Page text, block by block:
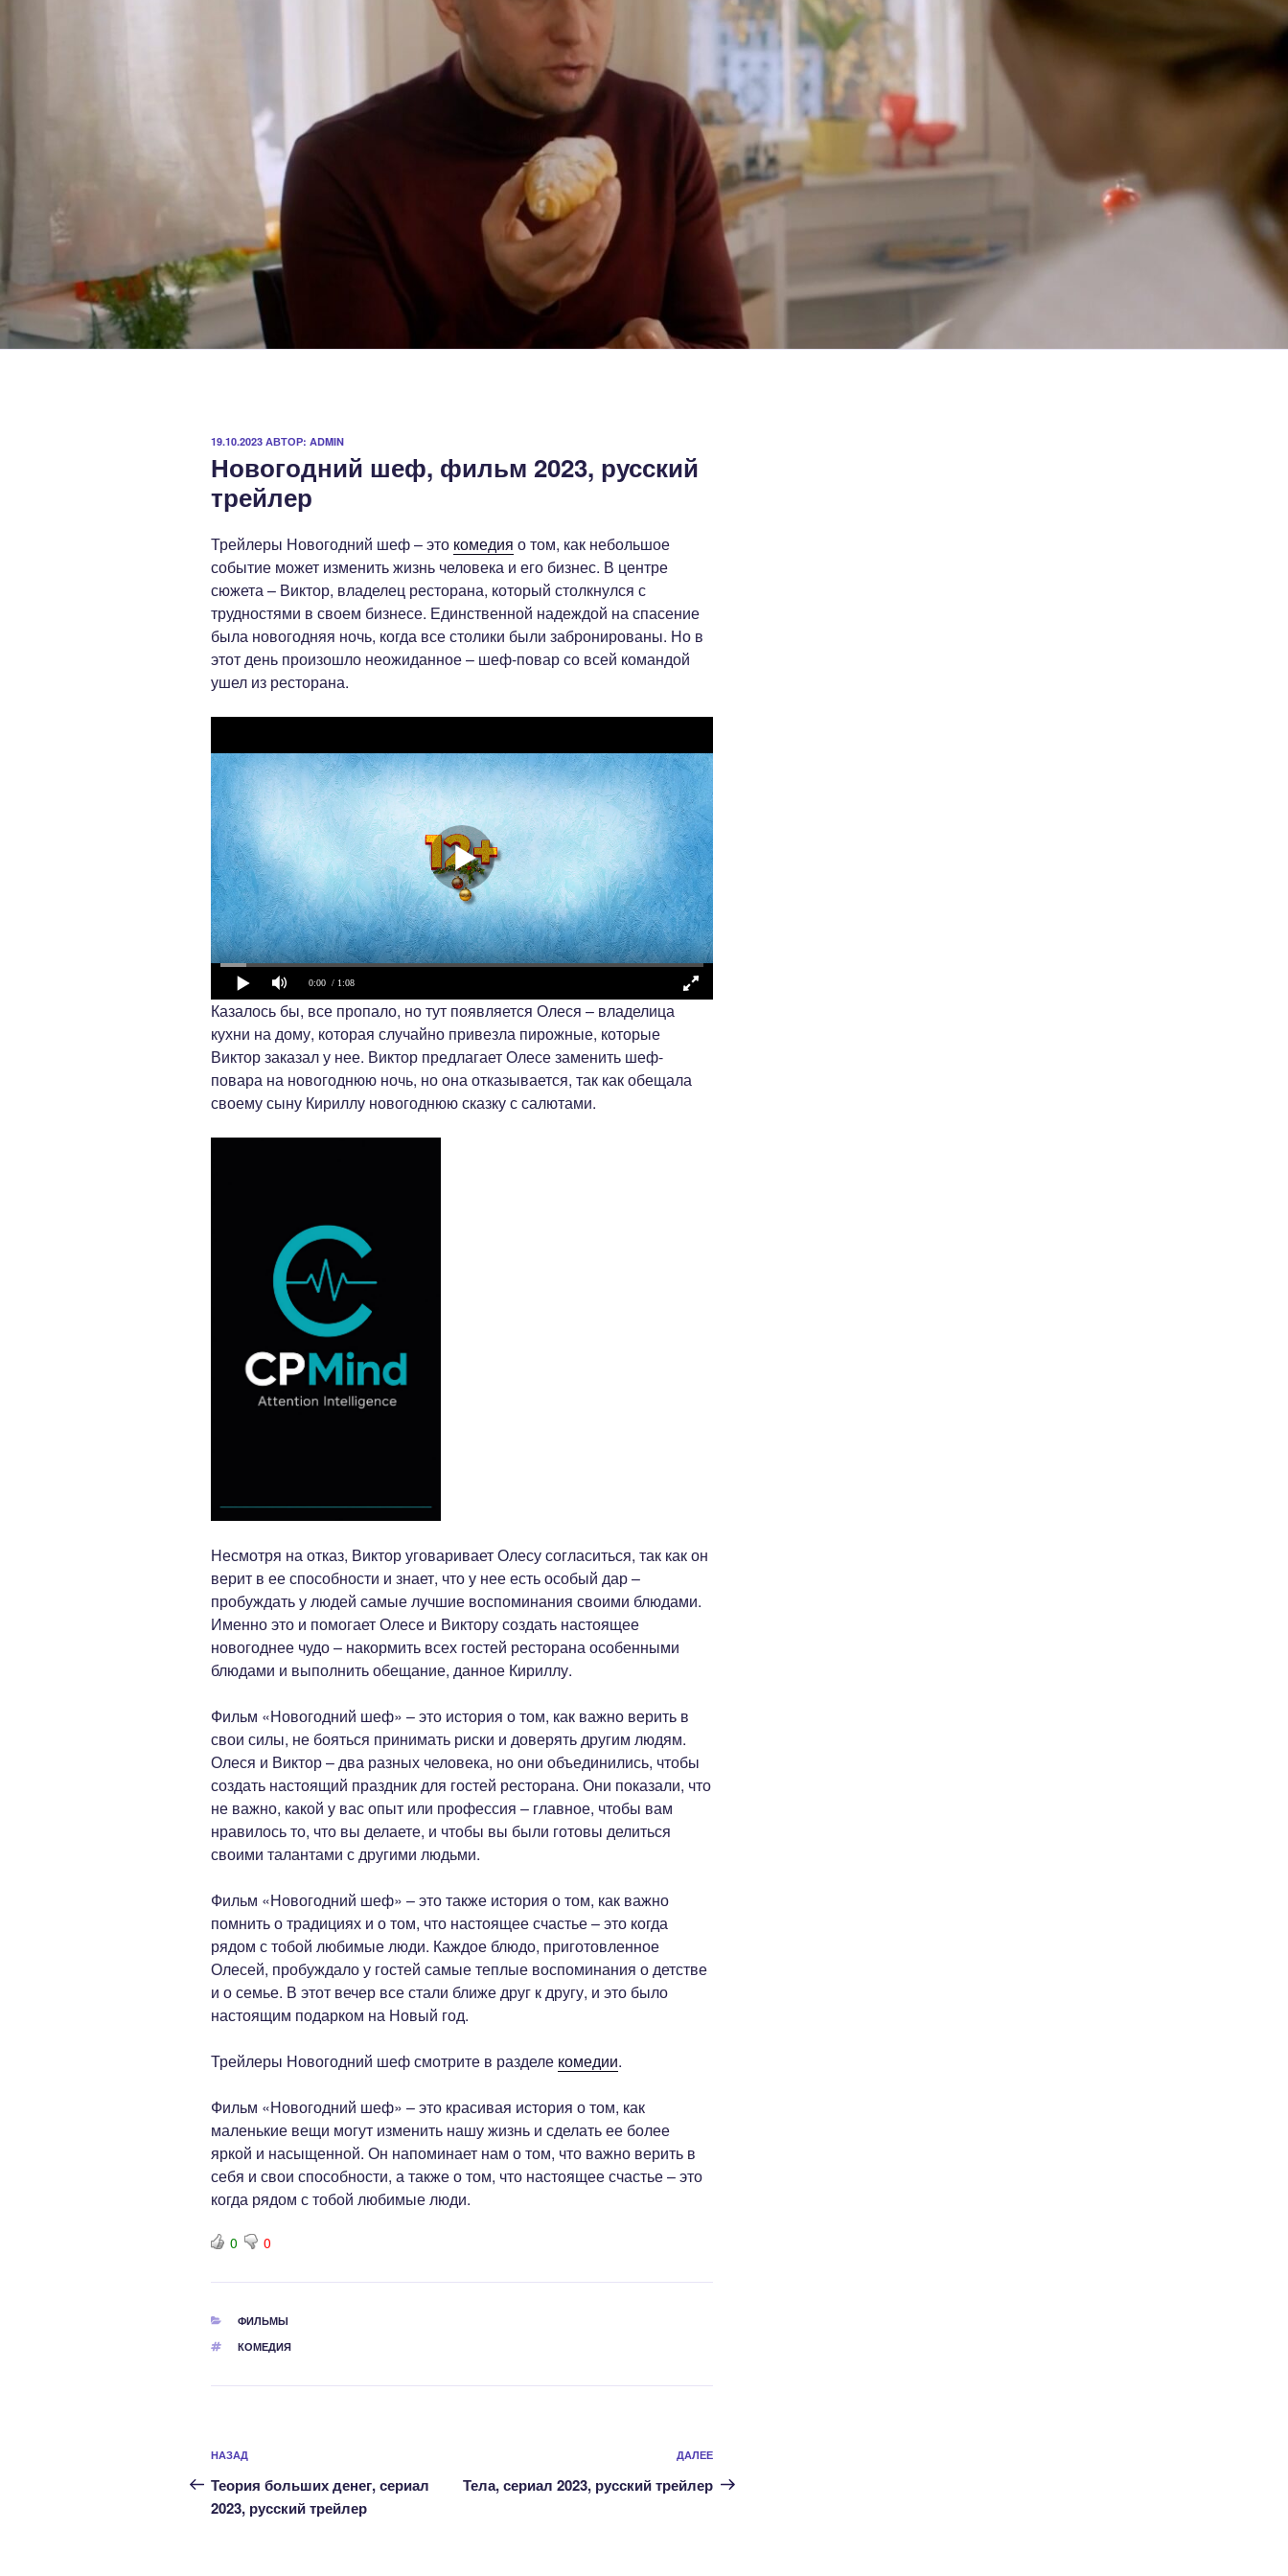
ОПУБЛИКОВАНО
19.10.2023 АВТОР: ADMIN
Новогодний шеф, фильм 2023, русский
трейлер
Трейлеры Новогодний шеф – это комедия о том, как небольшое
событие может изменить жизнь человека и его бизнес. В центре
сюжета – Виктор, владелец ресторана, который столкнулся с
трудностями в своем бизнесе. Единственной надеждой на спасение
была новогодняя ночь, когда все столики были забронированы. Но в
этот день произошло неожиданное – шеф-повар со всей командой
ушел из ресторана.
0:00 / 1:08
Казалось бы, все пропало, но тут появляется Олеся – владелица
кухни на дому, которая случайно привезла пирожные, которые
Виктор заказал у нее. Виктор предлагает Олесе заменить шеф-
повара на новогоднюю ночь, но она отказывается, так как обещала
своему сыну Кириллу новогоднюю сказку с салютами.
Несмотря на отказ, Виктор уговаривает Олесу согласиться, так как он
верит в ее способности и знает, что у нее есть особый дар –
пробуждать у людей самые лучшие воспоминания своими блюдами.
Именно это и помогает Олесе и Виктору создать настоящее
новогоднее чудо – накормить всех гостей ресторана особенными
блюдами и выполнить обещание, данное Кириллу.
Фильм «Новогодний шеф» – это история о том, как важно верить в
свои силы, не бояться принимать риски и доверять другим людям.
Олеся и Виктор – два разных человека, но они объединились, чтобы
создать настоящий праздник для гостей ресторана. Они показали, что
не важно, какой у вас опыт или профессия – главное, чтобы вам
нравилось то, что вы делаете, и чтобы вы были готовы делиться
своими талантами с другими людьми.
Фильм «Новогодний шеф» – это также история о том, как важно
помнить о традициях и о том, что настоящее счастье – это когда
рядом с тобой любимые люди. Каждое блюдо, приготовленное
Олесей, пробуждало у гостей самые теплые воспоминания о детстве
и о семье. В этот вечер все стали ближе друг к другу, и это было
настоящим подарком на Новый год.
Трейлеры Новогодний шеф смотрите в разделе комедии.
Фильм «Новогодний шеф» – это красивая история о том, как
маленькие вещи могут изменить нашу жизнь и сделать ее более
яркой и насыщенной. Он напоминает нам о том, что важно верить в
себя и свои способности, а также о том, что настоящее счастье – это
когда рядом с тобой любимые люди.
0 0
РУБРИКИ
ФИЛЬМЫ
МЕТКИ
КОМЕДИЯ
Навигация
по
записям
Предыдущая
запись:
НАЗАД
Теория больших денег, сериал
2023, русский трейлер
Следующая
запись
ДАЛЕЕ
Тела, сериал 2023, русский трейлер